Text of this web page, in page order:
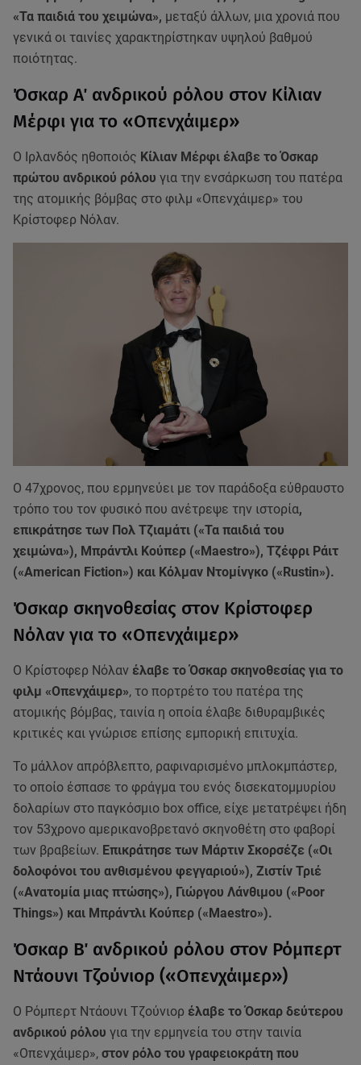
«Τα παιδιά του χειμώνα», μεταξύ άλλων, μια χρονιά που
γενικά οι ταινίες χαρακτηρίστηκαν υψηλού βαθμού
ποιότητας.
Όσκαρ Α΄ ανδρικού ρόλου στον Κίλιαν
Μέρφι για το «Οπενχάιμερ»
Ο Ιρλανδός ηθοποιός Κίλιαν Μέρφι έλαβε το Όσκαρ
πρώτου ανδρικού ρόλου για την ενσάρκωση του πατέρα
της ατομικής βόμβας στο φιλμ «Οπενχάιμερ» του
Κρίστοφερ Νόλαν.
Ο 47χρονος, που ερμηνεύει με τον παράδοξα εύθραυστο
τρόπο του τον φυσικό που ανέτρεψε την ιστορία,
επικράτησε των Πολ Τζιαμάτι («Τα παιδιά του
χειμώνα»), Μπράντλι Κούπερ («Maestro»), Τζέφρι Ράιτ
(«American Fiction») και Κόλμαν Ντομίνγκο («Rustin»).
Όσκαρ σκηνοθεσίας στον Κρίστοφερ
Νόλαν για το «Οπενχάιμερ»
Ο Κρίστοφερ Νόλαν έλαβε το Όσκαρ σκηνοθεσίας για το
φιλμ «Οπενχάιμερ», το πορτρέτο του πατέρα της
ατομικής βόμβας, ταινία η οποία έλαβε διθυραμβικές
κριτικές και γνώρισε επίσης εμπορική επιτυχία.
Το μάλλον απρόβλεπτο, ραφιναρισμένο μπλοκμπάστερ,
το οποίο έσπασε το φράγμα του ενός δισεκατομμυρίου
δολαρίων στο παγκόσμιο box office, είχε μετατρέψει ήδη
τον 53χρονο αμερικανοβρετανό σκηνοθέτη στο φαβορί
των βραβείων. Επικράτησε των Μάρτιν Σκορσέζε («Οι
δολοφόνοι του ανθισμένου φεγγαριού»), Ζιστίν Τριέ
(«Ανατομία μιας πτώσης»), Γιώργου Λάνθιμου («Poor
Things») και Μπράντλι Κούπερ («Maestro»).
Όσκαρ Β΄ ανδρικού ρόλου στον Ρόμπερτ
Ντάουνι Τζούνιορ («Οπενχάιμερ»)
Ο Ρόμπερτ Ντάουνι Τζούνιορ έλαβε το Όσκαρ δεύτερου
ανδρικού ρόλου για την ερμηνεία του στην ταινία
«Οπενχάιμερ», στον ρόλο του γραφειοκράτη που